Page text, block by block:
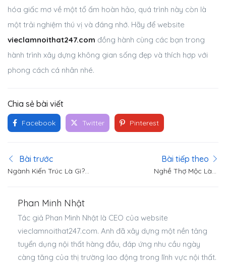
hóa giấc mơ về một tổ ấm hoàn hảo, quá trình này còn là
một trải nghiệm thú vị và đáng nhớ. Hãy để website
vieclamnoithat247.com đồng hành cùng các bạn trong
hành trình xây dựng không gian sống đẹp và thích hợp với
phong cách cá nhân nhé.
Chia sẻ bài viết
Facebook Twitter Pinterest
Bài trước
Ngành Kiến Trúc Là Gì?
Bài tiếp theo
Nghề Thợ Mộc Làm
Phan Minh Nhật
Tác giả Phan Minh Nhật là CEO của website
vieclamnoithat247.com. Anh đã xây dựng một nền tảng
tuyển dụng nội thất hàng đầu, đáp ứng nhu cầu ngày
càng tăng của thị trường lao động trong lĩnh vực nội thất.